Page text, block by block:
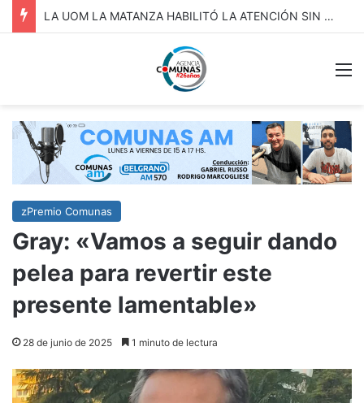
VICENTE LÓPEZ: Invitación a participar del Fondo Juventud para la Acción Climàtica.
zPremio Comunas
Gray: «Vamos a seguir dando
pelea para revertir este
presente lamentable»
28 de junio de 2025 1 minuto de lectura